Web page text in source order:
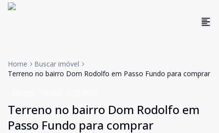
Home
Buscar imóvel
Terreno no bairro Dom Rodolfo em Passo Fundo para comprar
Terreno no bairro Dom Rodolfo em
Passo Fundo para comprar